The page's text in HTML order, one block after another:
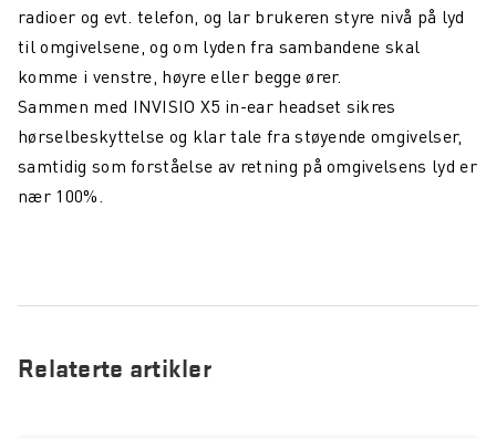
radioer og evt. telefon, og lar brukeren styre nivå på lyd
til omgivelsene, og om lyden fra sambandene skal
komme i venstre, høyre eller begge ører.
Sammen med INVISIO X5 in-ear headset sikres
hørselbeskyttelse og klar tale fra støyende omgivelser,
samtidig som forståelse av retning på omgivelsens lyd er
nær 100%.
Relaterte artikler